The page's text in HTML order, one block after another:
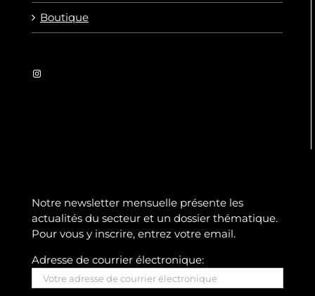
Boutique
Notre newsletter mensuelle présente les
actualités du secteur et un dossier thématique.
Pour vous y inscrire, entrez votre email.
Adresse de courrier électronique: